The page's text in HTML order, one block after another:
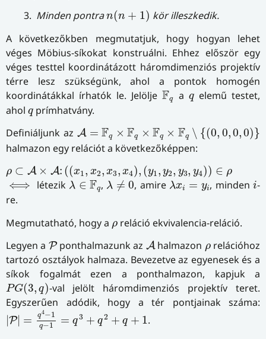
3. Minden pontran(n + 1)
n(n 1 )
kör illeszkedik.
A következőkben megmutatjuk, hogy hogyan lehet
véges Möbius-síkokat konstruálni. Ehhez először egy
véges testtel koordinátázott háromdimenziós projektív
térre lesz szükségünk, ahol a pontok homogén
koordinátákkal írhatók le. JelöljeFq
Fq a q
qelemű testet,
ahol q
q prímhatvány.
Definiáljunk azA = Fq × Fq × Fq × Fq ∖ {(0, 0,0,0)}
A= q× q ×F q× Fq ∖{ 0, 0, 0,0)
halmazon egy relációt a következőképpen:
ρ ⊂ A × A: ((x1, x2, x3, x4), (y1, y2, y3, y4)) ∈ ρ
ρ ⊂A × A: x1,x2 3 4 y 1, 2,y 3, 4) ∈ρ
⟺
⟺ létezik λ ∈ Fq
λ ∈Fq , λ ≠ 0
λ≠0 , amire λxi = yi
λxi= yi , mindeni
i-
re.
Megmutatható, hogy a ρ
ρ reláció ekvivalencia-reláció.
Legyen a P
Pponthalmazunk az A
Ahalmazon ρ
ρrelációhoz
tartozó osztályok halmaza. Bevezetve az egyenesek és a
síkok fogalmát ezen a ponthalmazon, kapjuk a
PG(3, q)
PG(3, q) -val jelölt háromdimenziós projektív teret.
Egyszerűen adódik, hogy a tér pontjainak száma:
P| = q4−1
q−1 = q3 + q2 + q + 1
|P|=q4−1 −1=q3 +q2+q +1
.